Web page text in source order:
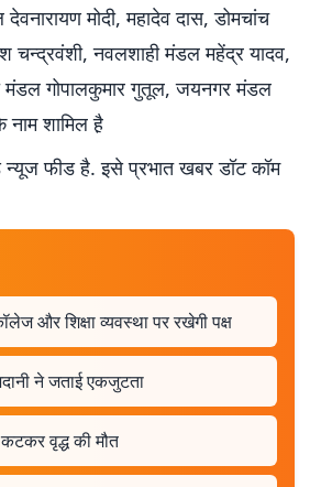
मोदी, महादेव दास, ⁠डोमचांच
चन्द्रवंशी, ⁠नवलशाही मंडल महेंद्र यादव,
मंडल गोपालकुमार गुतूल, ⁠जयनगर मंडल
शामिल है़
फीड है. इसे प्रभात खबर डॉट कॉम
और शिक्षा व्यवस्था पर रखेगी पक्ष
ने जताई एकजुटता
वृद्ध की मौत